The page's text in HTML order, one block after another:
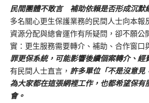
民間團體不敢言 補助依賴是否形成沉默
多名關心更生保護業務的民間人士向本報
資源分配與總會運作有所疑問，卻不願公
實：更生服務需要轉介、補助、合作窗口
罪更保系統，可能影響後續個案轉介、經
有民間人士直言， 許多單位「不是沒意見
為大家都在這張網裡工作，也都希望保有
會。